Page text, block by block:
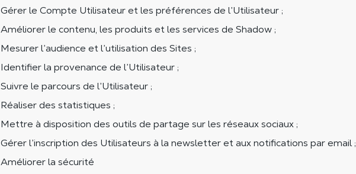
Gérer le Compte Utilisateur et les préférences de l’Utilisateur ;
Améliorer le contenu, les produits et les services de Shadow ;
Mesurer l’audience et l’utilisation des Sites ;
Identifier la provenance de l’Utilisateur ;
Suivre le parcours de l’Utilisateur ;
Réaliser des statistiques ;
Mettre à disposition des outils de partage sur les réseaux sociaux ;
Gérer l’inscription des Utilisateurs à la newsletter et aux notifications par email ;
Améliorer la sécurité